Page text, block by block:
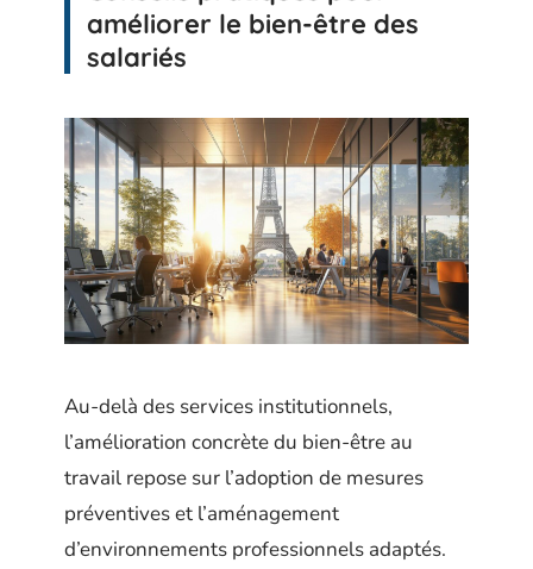
améliorer le bien-être des
salariés
Au-delà des services institutionnels,
l’amélioration concrète du bien-être au
travail repose sur l’adoption de mesures
préventives et l’aménagement
d’environnements professionnels adaptés.